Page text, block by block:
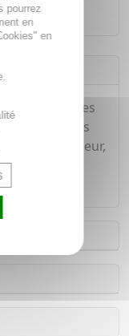
en 24h*
vos lunettes
ml pour tous
téléviseur,
Le
pourrez
en
en